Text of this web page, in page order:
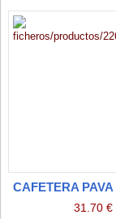
CAFETERA
31.70 €